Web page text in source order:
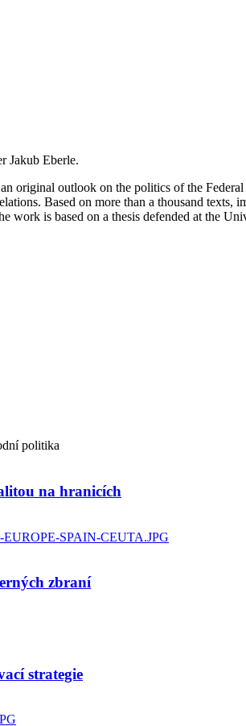
Jakub Eberle.
outlook on the politics of the
Based on more than a thousand texts,
is based on a thesis defended at the
politika
na hranicích
zbraní
strategie